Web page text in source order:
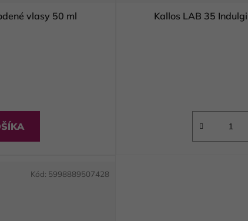
Kallos LAB 35 Protecting serum na poškodené vlasy 50 ml
Kód: 5998889507428